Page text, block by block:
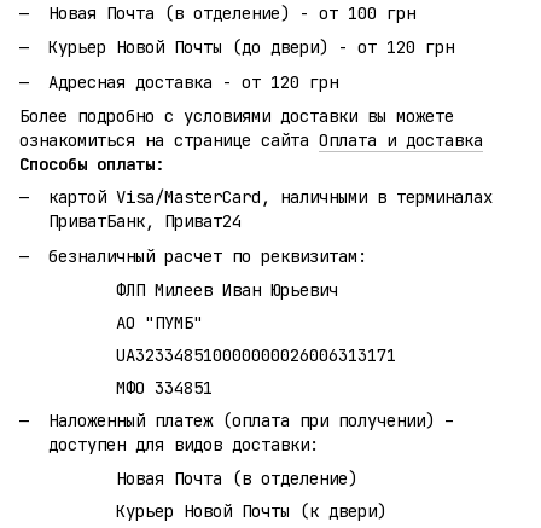
Новая Почта (в отделение) - от 100 грн
Курьер Новой Почты (до двери) - от 120 грн
Адресная доставка - от 120 грн
Более подробно с условиями доставки вы можете
ознакомиться на странице сайта Оплата и доставка
Способы оплаты:
картой Visa/MasterCard, наличными в терминалах
ПриватБанк, Приват24
безналичный расчет по реквизитам:
ФЛП Милеев Иван Юрьевич
АО "ПУМБ"
UA323348510000000026006313171
МФО 334851
Наложенный платеж (оплата при получении) –
доступен для видов доставки:
Новая Почта (в отделение)
Курьер Новой Почты (к двери)